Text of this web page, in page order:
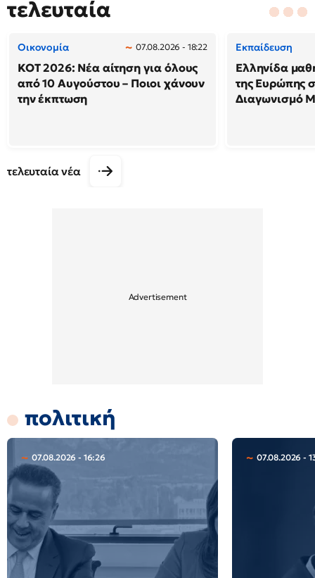
τελευταία
Οικονομία 07.08.2026 - 18:22
ΚΟΤ 2026: Νέα αίτηση για όλους
από 10 Αυγούστου – Ποιοι χάνουν
την έκπτωση
Εκπαίδευση
Ελληνίδα
της Ευρώπης
Διαγωνισμό
τελευταία νέα
πολιτική
07.08.2026 - 16:26 07.08.2026 -